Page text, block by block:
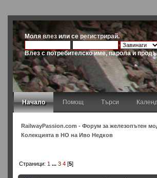
Молявлез или серегистрирай.
Влез с потребителско име, парола и
Начало Помощ Търси
RailwayPassion.com - Форум за железопътен
Колекцията в НО на Иво Недков
Страници: 1 ... 3 4[5]